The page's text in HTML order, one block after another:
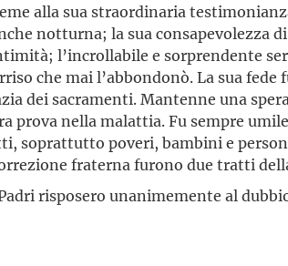
alla sua straordinaria
notturna; la sua consapevolezza
l’incrollabile e sorprendente
che mai l’abbondonò. La sua fede
dei sacramenti. Mantenne una
prova nella malattia. Fu sempre
soprattutto poveri, bambini e
fraterna furono due tratti
risposero unanimemente al